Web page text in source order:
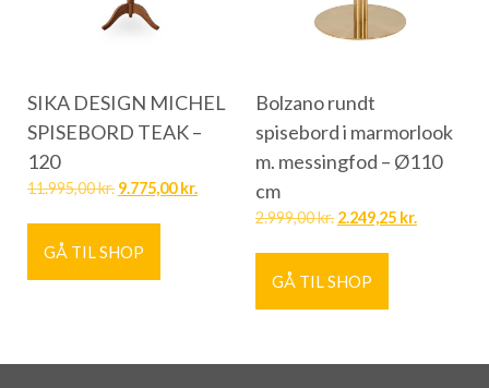
SIKA DESIGN MICHEL
SPISEBORD TEAK –
120
11.995,00kr. 9.775,00kr.
GÅ TIL SHOP
Bolzano rundt
spisebord i marmorlook
m. messingfod – Ø110
cm
2.999,00kr. 2.249,25 kr.
GÅ TIL SHOP